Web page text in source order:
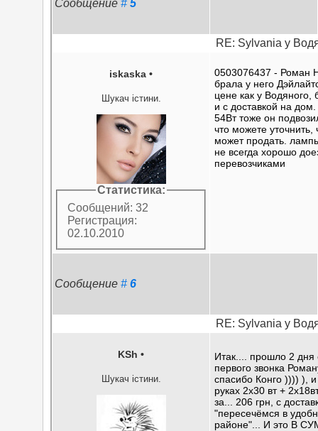
Сообщение#5
RE: Sylvania у
iskaska •
Шукач істини.
Статистика:
Сообщений: 32
Регистрация:
02.10.2010
0503076437 - Роман
брала у него
цене как у Водяного,
и с доставкой на
54Вт тоже он
что можете
может продать.
не всегда хорошо
перевозчиками
Сообщение#6
RE: Sylvania у
KSh •
Шукач істини.
Итак.... прошло 2 дня
первого звонка
спасибо Конго )))) ),
руках 2х30 вт +
за... 206 грн, с
"пересечёмся в
районе"... И это В